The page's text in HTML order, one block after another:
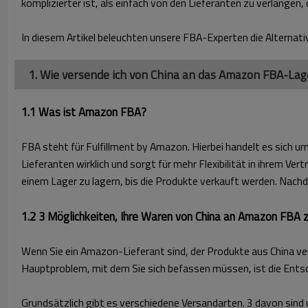
In diesem Artikel beleuchten unsere FBA-Experten die
1. Wie versende ich von China an das Amazon FBA-
1.1 Was ist Amazon FBA?
FBA steht für Fulfillment by Amazon. Hierbei handelt es sich
Lieferanten wirklich und sorgt für mehr Flexibilität in ihrem
einem Lager zu lagern, bis die Produkte verkauft werden.
1.2 3 Möglichkeiten, Ihre Waren von China an Amazon FBA
Wenn Sie ein Amazon-Lieferant sind, der Produkte aus China
Hauptproblem, mit dem Sie sich befassen müssen, ist die
Grundsätzlich gibt es verschiedene Versandarten. 3 davon